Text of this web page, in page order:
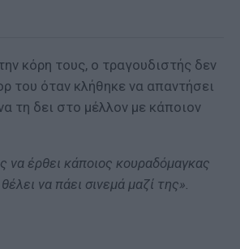
κόρη τους, ο τραγουδιστής δεν
του όταν κλήθηκε να απαντήσει
τη δει στο μέλλον με κάποιον
να έρθει κάποιος κουραδόμαγκας
να πάει σινεμά μαζί της».